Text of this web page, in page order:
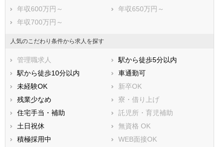
年収600万円～
年収650万円～
年収700万円～
人気のこだわり条件から求人を探す
管理職求人
駅から徒歩5分以内
駅から徒歩10分以内
車通勤可
未経験OK
新卒OK
残業少なめ
寮・借り上げ
住宅手当・補助
託児所・育児補助
土日祝休
無資格 OK
積極採用中
WEB面接OK